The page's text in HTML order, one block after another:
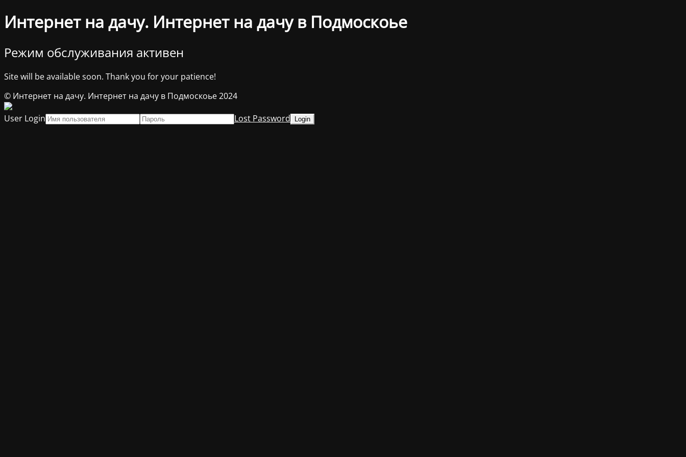
Интернет на дачу. Интернет на дачу в Подмоскоье
Режим обслуживания активен
Site will be available soon. Thank you for your patience!
© Интернет на дачу. Интернет на дачу в Подмоскоье 2024
User Login
Lost Password